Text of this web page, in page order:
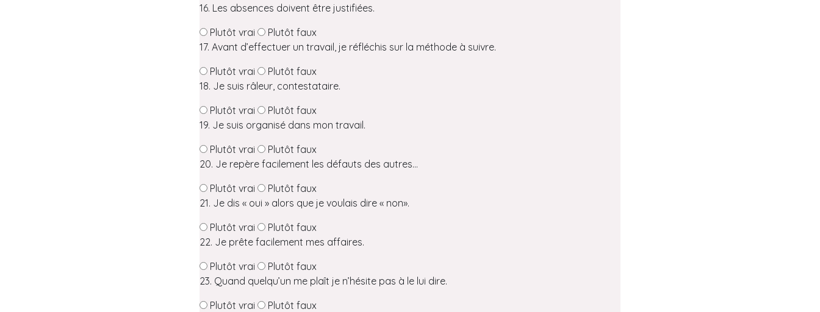
16. Les absences doivent être justifiées.
Plutôt vrai
Plutôt faux
17. Avant d’effectuer un travail, je réfléchis sur la méthode à suivre.
Plutôt vrai
Plutôt faux
18. Je suis râleur, contestataire.
Plutôt vrai
Plutôt faux
19. Je suis organisé dans mon travail.
Plutôt vrai
Plutôt faux
20. Je repère facilement les défauts des autres...
Plutôt vrai
Plutôt faux
21. Je dis « oui » alors que je voulais dire « non».
Plutôt vrai
Plutôt faux
22. Je prête facilement mes affaires.
Plutôt vrai
Plutôt faux
23. Quand quelqu’un me plaît je n’hésite pas à le lui dire.
Plutôt vrai
Plutôt faux